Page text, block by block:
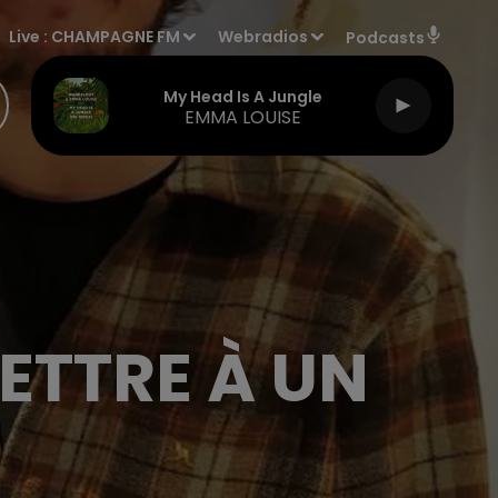
Live : CHAMPAGNE FM Webradios Podcasts
My Head Is A Jungle
EMMA LOUISE
À UN